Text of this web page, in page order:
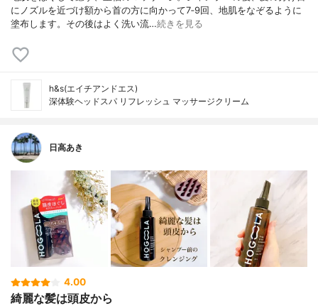
にノズルを近づけ額から首の方に向かって7‐9回、地肌をなぞるように
塗布します。その後はよく洗い流…続きを見る
h&s(エイチアンドエス)
深体験ヘッドスパ リフレッシュ マッサージクリーム
日高あき
4.00
綺麗な髪は頭皮から